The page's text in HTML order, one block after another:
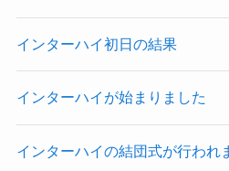
インターハイ初日の結果
インターハイが始まりました
インターハイの結団式が行われ